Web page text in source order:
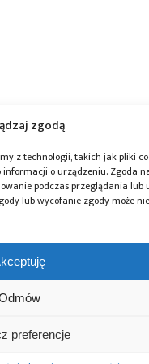
zgodą
z technologii, takich jak pliki
o urządzeniu. Zgoda
podczas przeglądania lub
lub wycofanie zgody może
preferencje